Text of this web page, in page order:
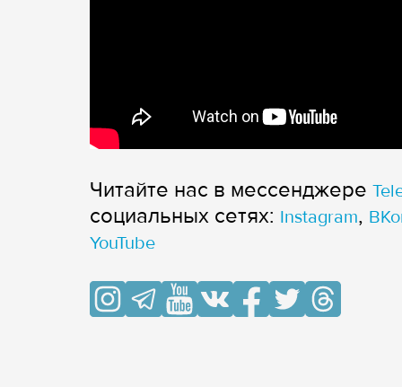
Читайте нас в мессенджере
cоциальных сетях: Instagram,
YouTube